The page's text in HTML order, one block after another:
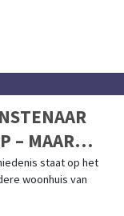
– MAAR
staat op het
woonhuis van